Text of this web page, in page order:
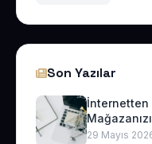
Son Yazılar
İnternetten
29 Mayıs